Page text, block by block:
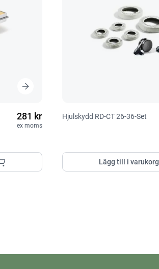
281 kr
ex moms
Hjulskydd RD-CT 26-36-Set
Lägg till i varukorg